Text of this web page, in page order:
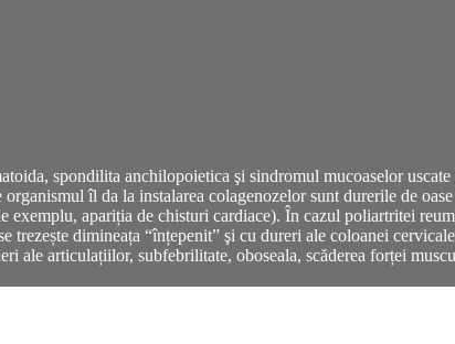
spondilita anchilopoietica şi sindromul mucoaselor
îl da la instalarea colagenozelor sunt durerile de
apariția de chisturi cardiace). În cazul poliartritei
trezește dimineața “înțepenit” şi cu dureri ale coloanei
ale articulațiilor, subfebrilitate, oboseala, scăderea forței